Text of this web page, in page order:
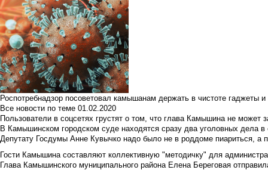
Роспотребнадзор посоветовал камышанам держать в чистоте гаджеты
Все новости по теме 01.02.2020
Пользователи в соцсетях грустят о том, что глава Камышина не может
В Камышинском городском суде находятся сразу два уголовных дела
Депутату Госдумы Анне Кувычко надо было не в роддоме пиариться, а
Гости Камышина составляют коллективную "методичку" для
Глава Камышинского муниципального района Елена Береговая